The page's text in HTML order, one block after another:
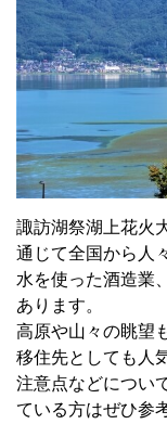
諏訪湖祭湖上花火
通じて全国から人
水を使った酒造業
あります。
高原や山々の眺望
移住先としても人
注意点などについ
ている方はぜひ参